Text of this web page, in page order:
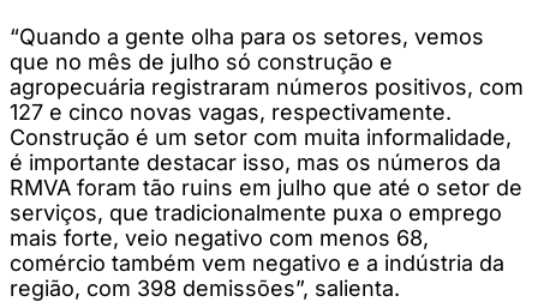
“Quando a gente olha para os setores, vemos
que no mês de julho só construção e
agropecuária registraram números positivos, com
127 e cinco novas vagas, respectivamente.
Construção é um setor com muita informalidade,
é importante destacar isso, mas os números da
RMVA foram tão ruins em julho que até o setor de
serviços, que tradicionalmente puxa o emprego
mais forte, veio negativo com menos 68,
comércio também vem negativo e a indústria da
região, com 398 demissões”, salienta.